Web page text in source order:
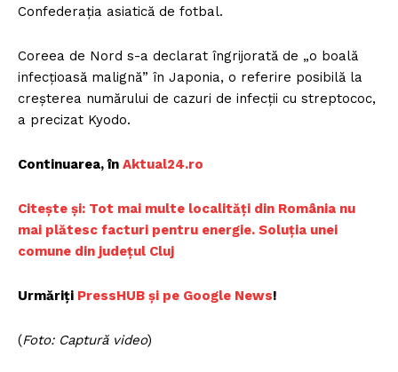
Confederația asiatică de fotbal.
Coreea de Nord s-a declarat îngrijorată de „o boală
infecțioasă malignă” în Japonia, o referire posibilă la
creșterea numărului de cazuri de infecții cu streptococ,
a precizat Kyodo.
Continuarea, în Aktual24.ro
Citește și: Tot mai multe localități din România nu
mai plătesc facturi pentru energie. Soluția unei
comune din județul Cluj
Urmăriți PressHUB și pe Google News!
(Foto: Captură video)